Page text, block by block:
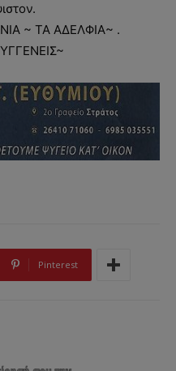
~ ΤΑ ΑΔΕΛΦΙΑ~ .
Pinterest